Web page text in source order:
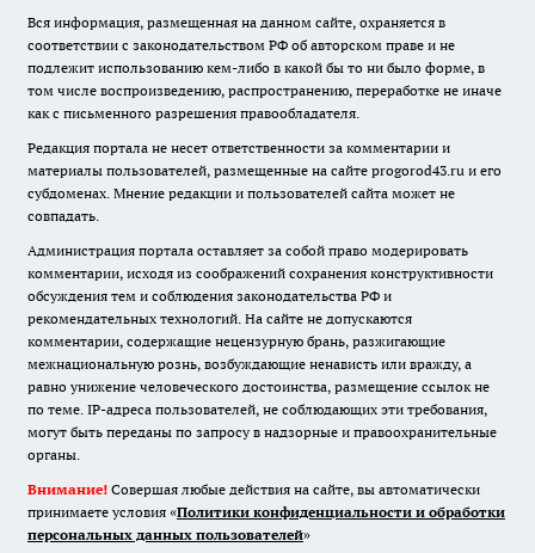
Вся информация, размещенная на данном сайте, охраняется в
соответствии с законодательством РФ об авторском праве и не
подлежит использованию кем-либо в какой бы то ни было форме, в
том числе воспроизведению, распространению, переработке не иначе
как с письменного разрешения правообладателя.
Редакция портала не несет ответственности за комментарии и
материалы пользователей, размещенные на сайте progorod43.ru и его
субдоменах. Мнение редакции и пользователей сайта может не
совпадать.
Администрация портала оставляет за собой право модерировать
комментарии, исходя из соображений сохранения конструктивности
обсуждения тем и соблюдения законодательства РФ и
рекомендательных технологий. На сайте не допускаются
комментарии, содержащие нецензурную брань, разжигающие
межнациональную рознь, возбуждающие ненависть или вражду, а
равно унижение человеческого достоинства, размещение ссылок не
по теме. IP-адреса пользователей, не соблюдающих эти требования,
могут быть переданы по запросу в надзорные и правоохранительные
органы.
Внимание! Совершая любые действия на сайте, вы автоматически
принимаете условия «Политики конфиденциальности и обработки
персональных данных пользователей»